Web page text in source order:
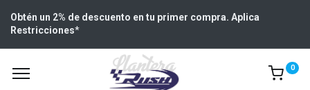
Obtén un 2% de descuento en tu primer compra. Aplica
Restricciones*
0